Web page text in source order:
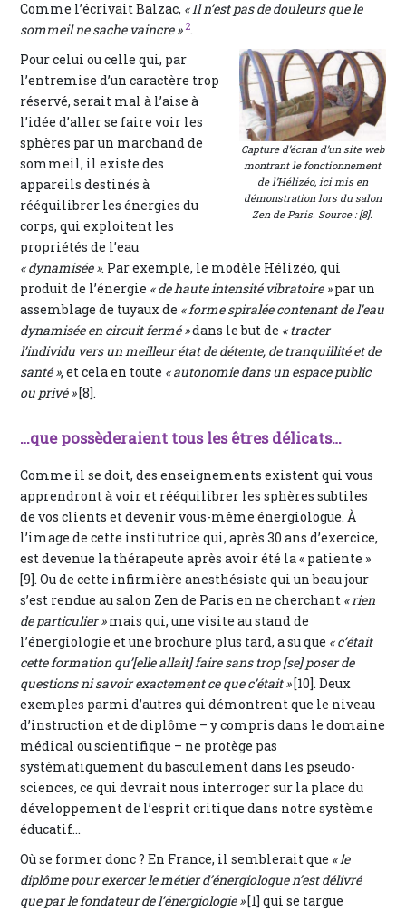
Comme l’écrivait Balzac, « Il n’est pas de douleurs que le
sommeil ne sache vaincre » 2.
Capture d’écran d’un site web
montrant le fonctionnement
de l’Hélizéo, ici mis en
démonstration lors du salon
Zen de Paris. Source : [8].
Pour celui ou celle qui, par
l’entremise d’un caractère trop
réservé, serait mal à l’aise à
l’idée d’aller se faire voir les
sphères par un marchand de
sommeil, il existe des
appareils destinés à
rééquilibrer les énergies du
corps, qui exploitent les
propriétés de l’eau
« dynamisée ». Par exemple, le modèle Hélizéo, qui
produit de l’énergie « de haute intensité vibratoire »par un
assemblage de tuyaux de « forme spiralée contenant de l’eau
dynamisée en circuit fermé »dans le but de « tracter
l’individu vers un meilleur état de détente, de tranquillité et de
santé », et cela en toute « autonomie dans un espace public
ou privé »[8].
…que possèderaient tous les êtres délicats…
Comme il se doit, des enseignements existent qui vous
apprendront à voir et rééquilibrer les sphères subtiles
de vos clients et devenir vous-même énergiologue. À
l’image de cette institutrice qui, après 30 ans d’exercice,
est devenue la thérapeute après avoir été la « patiente »
[9]. Ou de cette infirmière anesthésiste qui un beau jour
s’est rendue au salon Zen de Paris en ne cherchant « rien
de particulier »mais qui, une visite au stand de
l’énergiologie et une brochure plus tard, a su que « c’était
cette formation qu’[elle allait] faire sans trop [se] poser de
questions ni savoir exactement ce que c’était »[10]. Deux
exemples parmi d’autres qui démontrent que le niveau
d’instruction et de diplôme – y compris dans le domaine
médical ou scientifique – ne protège pas
systématiquement du basculement dans les pseudo-
sciences, ce qui devrait nous interroger sur la place du
développement de l’esprit critique dans notre système
éducatif…
Où se former donc ? En France, il semblerait que « le
diplôme pour exercer le métier d’énergiologue n’est délivré
que par le fondateur de l’énergiologie »[1] qui se targue